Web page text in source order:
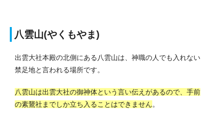
八雲山(やくもやま)
出雲大社本殿の北側にある八雲山は、神職の人でも入れない
禁足地と言われる場所です。
八雲山は出雲大社の御神体という言い伝えがあるので、手前
の素鵞社までしか立ち入ることはできません。